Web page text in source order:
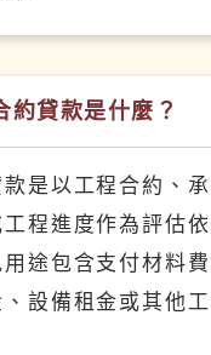
約貸款是什麼？
是以工程合約、承
程進度作為評估
途包含支付材料
設備租金或其他